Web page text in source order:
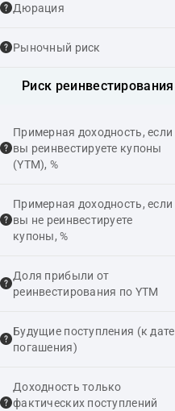
Дюрация
Рыночный риск
Риск реинвестирования
Примерная доходность, если
вы реинвестируете купоны
(YTM), %
Примерная доходность, если
вы не реинвестируете
купоны, %
Доля прибыли от
реинвестирования по YTM
Будущие поступления (к дате
погашения)
Доходность только
фактических поступлений